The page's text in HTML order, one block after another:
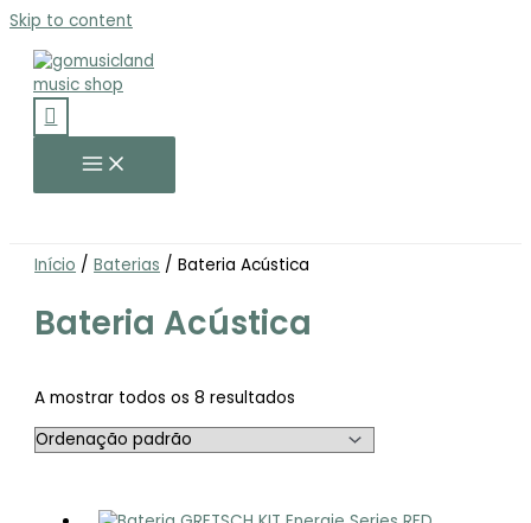
Skip to content
Início /Baterias / Bateria Acústica
Bateria Acústica
A mostrar todos os 8 resultados